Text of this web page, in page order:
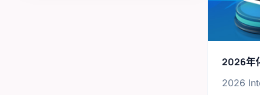
2026年
2026